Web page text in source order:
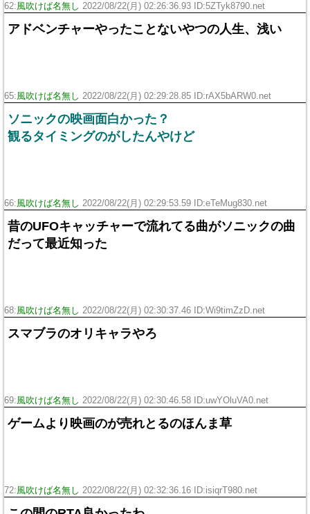
62:風吹けば名無し 2022/08/22(月) 02:26:36.93 ID:5ZTyk8790.net
アドベンチャーやったことないやつの人生、浅い
65:風吹けば名無し 2022/08/22(月) 02:29:28.85 ID:rAX5bARW0.net
ソニックの映画面白かった？
観るタイミングのがしたんやけど
66:風吹けば名無し 2022/08/22(月) 02:29:53.59 ID:eTeMug830.net
昔のUFOキャッチャーで流れてる曲がソニックの曲
だって最近知った
68:風吹けば名無し 2022/08/22(月) 02:30:37.46 ID:Wi9timZzD.net
スマブラのオリキャラやろ
69:風吹けば名無し 2022/08/22(月) 02:30:46.58 ID:uwYOluVA0.net
ゲームより映画のが売れとるのほんま草
72:風吹けば名無し 2022/08/22(月) 02:32:36.16 ID:isiqrT980.net